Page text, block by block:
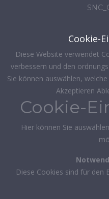
Cookie-
Diese Website verwendet
verbessern und den
Sie können auswählen,
Akzeptieren
Cookie-
Hier können Sie
Diese Cookies sind für den